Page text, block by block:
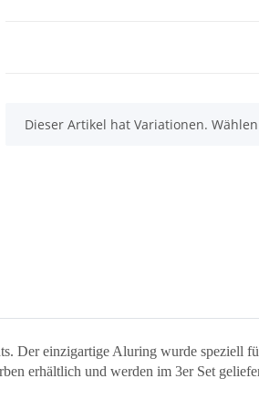
x
Dieser Artikel hat Variationen.
Der einzigartige Aluring wurde speziell
erhältlich und werden im 3er Set